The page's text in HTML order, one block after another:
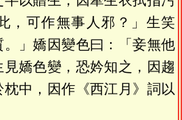
，可作無事人邪？」生笑
」嬌因變色曰：「妾無他
嬌色變，恐妗知之，因趨
中，因作《西江月》詞以